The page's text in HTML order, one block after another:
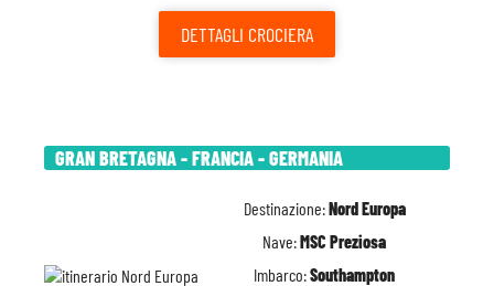
DETTAGLI CROCIERA
GRAN BRETAGNA - FRANCIA - GERMANIA
Destinazione:Nord Europa
Nave:MSC Preziosa
Imbarco:Southampton